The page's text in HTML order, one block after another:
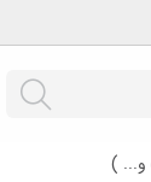
و... )